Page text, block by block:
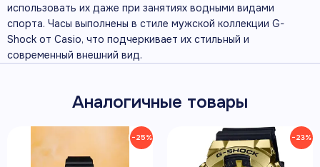
использовать их даже при занятиях водными видами
спорта. Часы выполнены в стиле мужской коллекции G-
Shock от Casio, что подчеркивает их стильный и
современный внешний вид.
Аналогичные товары
−25% −23%